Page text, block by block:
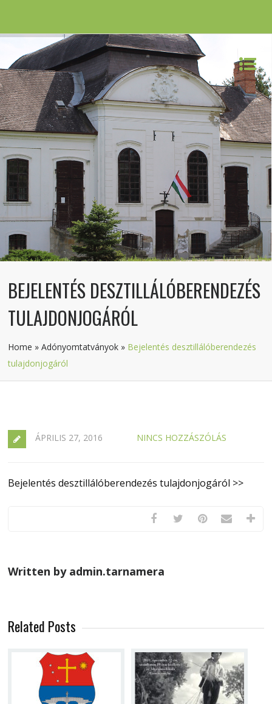
BEJELENTÉS DESZTILLÁLÓBERENDEZÉS
TULAJDONJOGÁRÓL
Home »Adónyomtatványok » Bejelentés desztillálóberendezés
tulajdonjogáról
ÁPRILIS 27, 2016 NINCS HOZZÁSZÓLÁS
Bejelentés desztillálóberendezés tulajdonjogáról >>
Written by admin.tarnamera
Related Posts